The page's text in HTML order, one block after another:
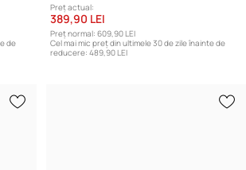
de
Preț actual:
389,90 LEI
Preț normal: 609,90 LEI
Cel mai mic preț din ultimele 30 de zile înainte de
reducere: 489,90 LEI